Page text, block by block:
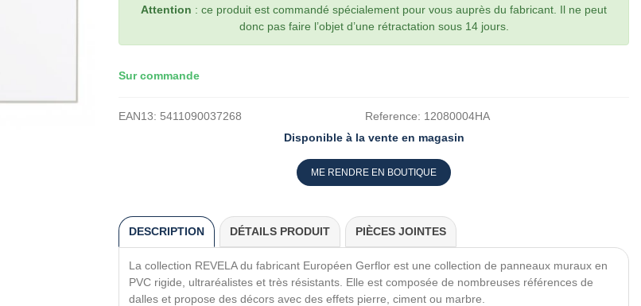
Attention : ce produit est commandé spécialement pour vous auprès du fabricant. Il ne peut
donc pas faire l’objet d’une rétractation sous 14 jours.
Sur commande
EAN13: 5411090037268 Reference: 12080004HA
Disponible à la vente en magasin
ME RENDRE EN BOUTIQUE
DESCRIPTION DÉTAILS PRODUIT PIÈCES JOINTES
La collection REVELA du fabricant Européen Gerflor est une collection de panneaux muraux en
PVC rigide, ultraréalistes et très résistants. Elle est composée de nombreuses références de
dalles et propose des décors avec des effets pierre, ciment ou marbre.